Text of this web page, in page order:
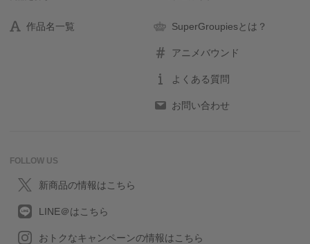
作品名一覧 SuperGroupiesとは？
アニメバウンド
よくある質問
お問い合わせ
FOLLOW US
新商品の情報はこちら
LINE＠はこちら
おトクなキャンペーンの情報はこちら